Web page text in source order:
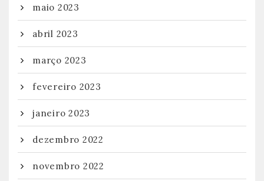
maio 2023
abril 2023
março 2023
fevereiro 2023
janeiro 2023
dezembro 2022
novembro 2022